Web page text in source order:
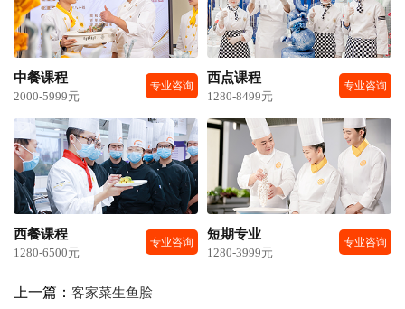
中餐课程
2000-5999元
专业咨询
西点课程
1280-8499元
专业咨询
西餐课程
1280-6500元
专业咨询
短期专业
1280-3999元
专业咨询
上一篇： 客家菜生鱼脍